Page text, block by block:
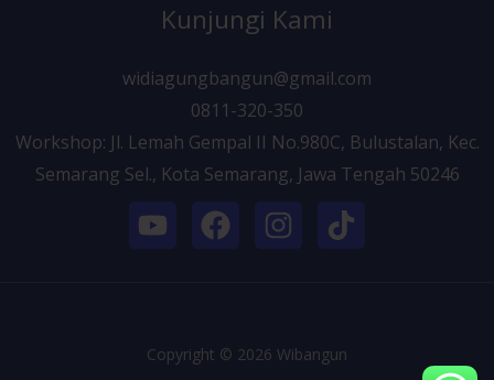
Kunjungi Kami
widiagungbangun@gmail.com
0811-320-350
Workshop: Jl. Lemah Gempal II No.980C, Bulustalan, Kec.
Semarang Sel., Kota Semarang, Jawa Tengah 50246
Copyright © 2026 Wibangun